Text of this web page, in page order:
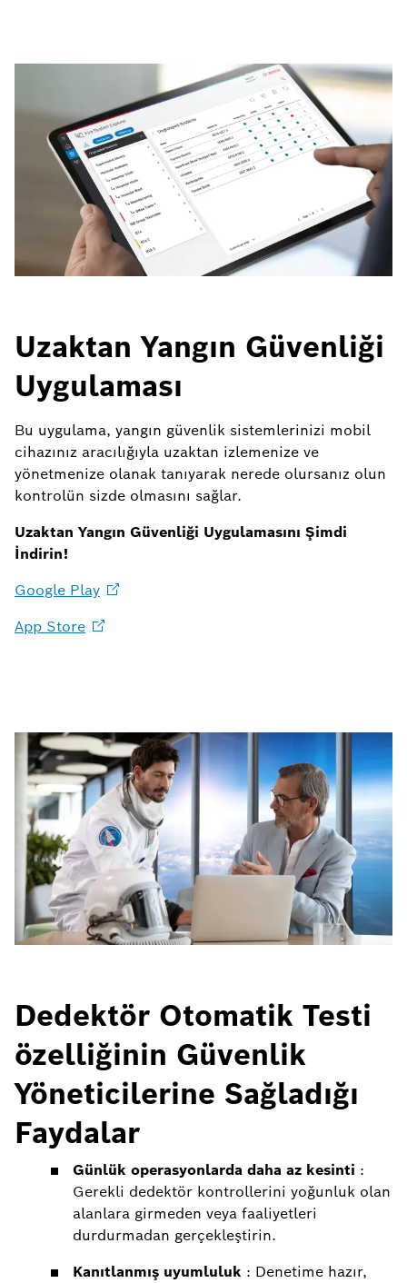
Uzaktan Yangın Güvenliği
Uygulaması
Bu uygulama, yangın güvenlik sistemlerinizi mobil
cihazınız aracılığıyla uzaktan izlemenize ve
yönetmenize olanak tanıyarak nerede olursanız olun
kontrolün sizde olmasını sağlar.
Uzaktan Yangın Güvenliği Uygulamasını Şimdi
İndirin!
Google Play
App Store
Dedektör Otomatik Testi
özelliğinin Güvenlik
Yöneticilerine Sağladığı
Faydalar
Günlük operasyonlarda daha az kesinti :
Gerekli dedektör kontrollerini yoğunluk olan
alanlara girmeden veya faaliyetleri
durdurmadan gerçekleştirin.
Kanıtlanmış uyumluluk : Denetime hazır,